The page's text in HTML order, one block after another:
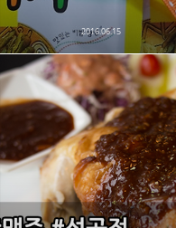
2016.06.15